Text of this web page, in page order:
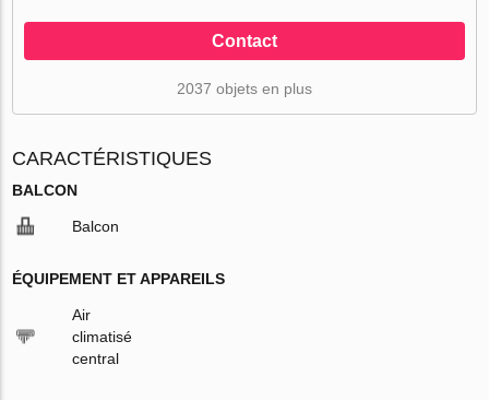
Contact
2037 objets en plus
CARACTÉRISTIQUES
BALCON
Balcon
ÉQUIPEMENT ET APPAREILS
Air
climatisé
central